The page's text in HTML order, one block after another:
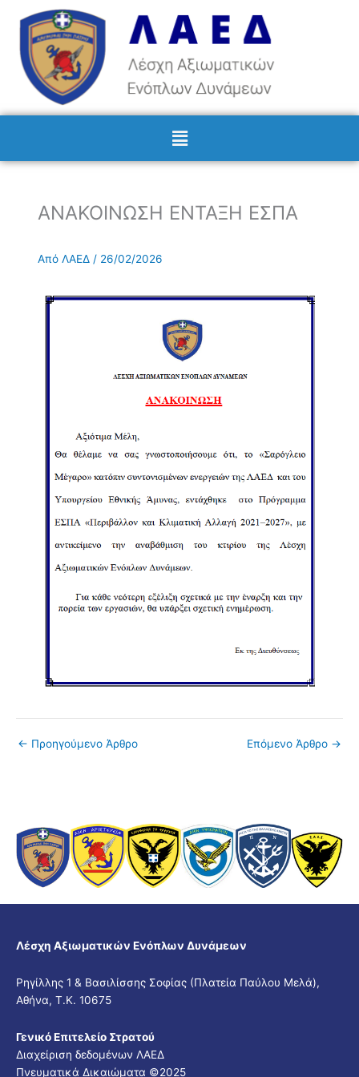
Μετάβαση
περιεχόμενο
Menu
ΑΝΑΚΟΙΝΩΣΗ ΕΝΤΑΞΗ ΕΣΠΑ
ΑπόΛΑΕΔ / 26/02/2026
← Προηγούμενο Άρθρο Επόμενο Άρθρο →
Λέσχη Αξιωματικών Ενόπλων Δυνάμεων
Ρηγίλλης 1 & Βασιλίσσης Σοφίας (Πλατεία Παύλου Μελά),
Αθήνα, Τ.Κ. 10675
Γενικό Επιτελείο Στρατού
Διαχείριση δεδομένων ΛΑΕΔ
Πνευματικά Δικαιώματα ©2025